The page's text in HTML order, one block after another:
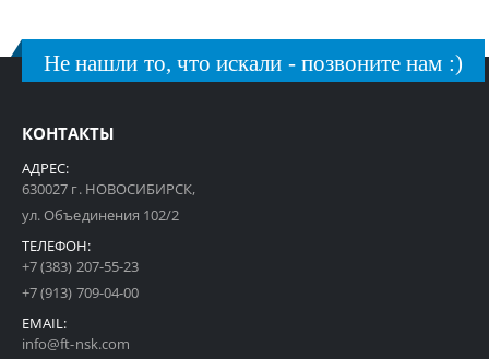
Не нашли то, что искали - позвоните нам :)
КОНТАКТЫ
АДРЕС:
630027 г. НОВОСИБИРСК,
ул. Объединения 102/2
ТЕЛЕФОН:
+7 (383) 207-55-23
+7 (913) 709-04-00
EMAIL:
info@ft-nsk.com